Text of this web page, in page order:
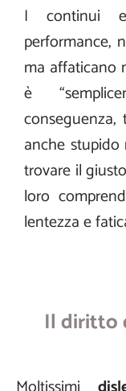
I continui
performance,
ma affaticano
è
anche
trovare il
loro
lentezza e
Il diritto